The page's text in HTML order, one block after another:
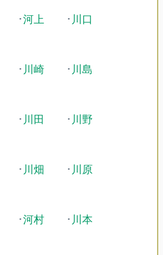
･河上 ･ 川口
･ 川崎 ･ 川島
･ 川田 ･ 川野
･ 川畑 ･ 川原
･河村 ･ 川本